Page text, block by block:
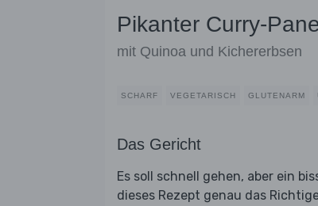
Pikanter Curry-
mit Quinoa und Kichererbsen
SCHARF VEGETARISCH GLUTENARM
Das Gericht
Es soll schnell gehen, aber ein
dieses Rezept genau das